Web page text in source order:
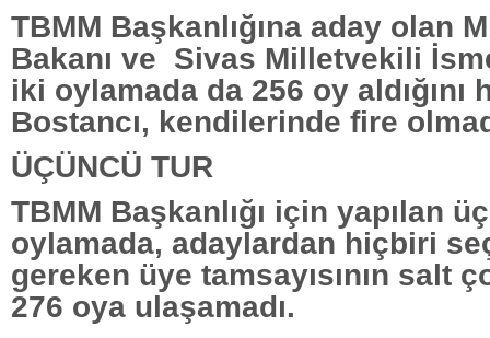
TBMM Başkanlığına aday olan
Bakanı ve Sivas Milletvekili
iki oylamada da 256 oy aldığını
Bostancı, kendilerinde fire
ÜÇÜNCÜ TUR
TBMM Başkanlığı için yapılan
oylamada, adaylardan hiçbiri
gereken üye tamsayısının salt
276 oya ulaşamadı.